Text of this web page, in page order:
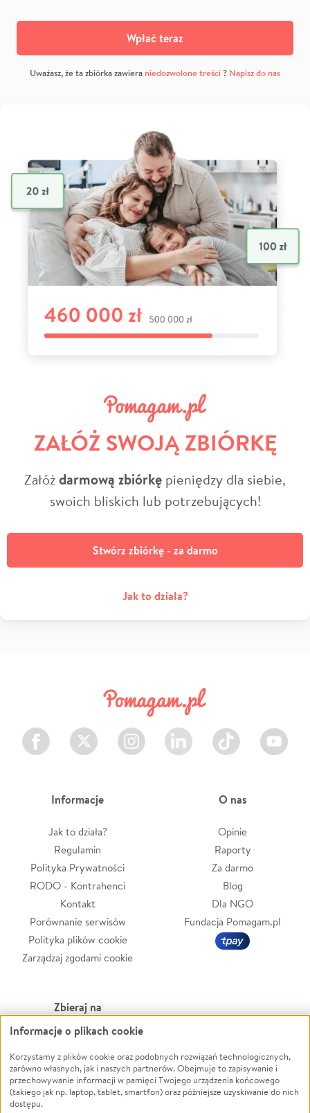
Wpłać teraz
Uważasz, że ta zbiórka zawiera niedozwolone treści? Napisz do nas
ZAŁÓŻ SWOJĄ ZBIÓRKĘ
Załóżdarmową zbiórkę pieniędzy dla siebie,
swoich bliskich lub potrzebujących!
Stwórz zbiórkę - za darmo
Jak to działa?
Facebook Twitter Instagram LinkedIn TikTok Youtube
Informacje
Jak to działa?
Regulamin
Polityka Prywatności
RODO - Kontrahenci
Kontakt
Porównanie serwisów
Polityka plików cookie
Zarządzaj zgodami cookie
O nas
Opinie
Raporty
Za darmo
Blog
Dla NGO
Fundacja Pomagam.pl
Zbieraj na
Leczenie
Zwierzęta
Pożar
Ukraina
Powódź
Wichura
NGO
Informacje o plikach cookie
Korzystamy z plików cookie oraz podobnych rozwiązań technologicznych,
zarówno własnych, jak i naszych partnerów. Obejmuje to zapisywanie i
przechowywanie informacji w pamięci Twojego urządzenia końcowego
(takiego jak np. laptop, tablet, smartfon) oraz późniejsze uzyskiwanie do nich
dostępu.